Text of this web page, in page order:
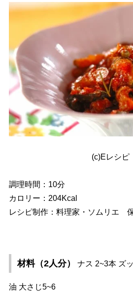
(c)Eレシピ
調理時間：10分
カロリー：204Kcal
レシピ制作：料理家・ソムリエ
材料（2人分） ナス 2~3本 ズ
油 大さじ5~6